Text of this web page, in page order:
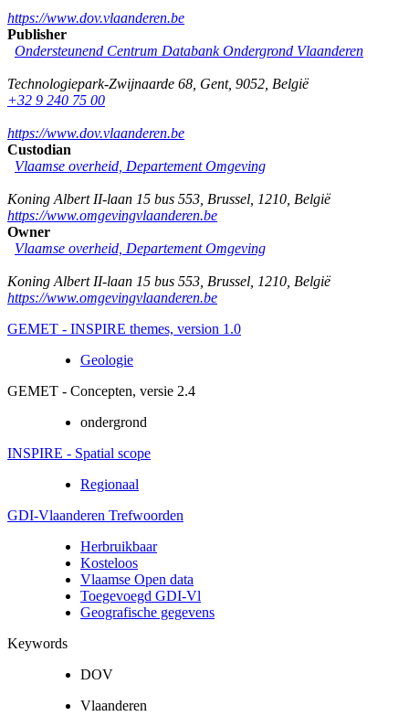
https://www.dov.vlaanderen.be
Publisher
Ondersteunend Centrum Databank Ondergrond Vlaanderen
Technologiepark-Zwijnaarde 68 Gent, 9052 België
+32 9 240 75 00
https://www.dov.vlaanderen.be
Custodian
Vlaamse overheid, Departement Omgeving
Koning Albert II-laan 15 bus 553 Brussel 1210 België
https://www.omgevingvlaanderen.be
Owner
Vlaamse overheid, Departement Omgeving
Koning Albert II-laan 15 bus 553 Brussel 1210 België
https://www.omgevingvlaanderen.be
GEMET - INSPIRE themes, version 1.0
Geologie
GEMET - Concepten, versie 2.4
ondergrond
INSPIRE - Spatial scope
Regionaal
GDI-Vlaanderen Trefwoorden
Herbruikbaar
Kosteloos
Vlaamse Open data
Toegevoegd GDI-Vl
Geografische gegevens
Keywords
DOV
Vlaanderen